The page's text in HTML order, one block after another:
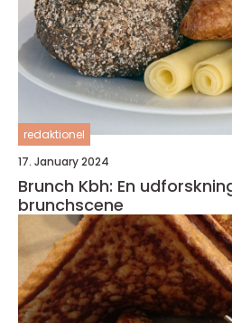
redaktionel
17. January 2024
Brunch Kbh: En
brunchscene